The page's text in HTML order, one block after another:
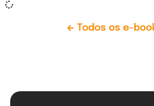
Todos os e-